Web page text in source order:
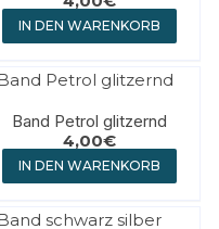
IN DEN WARENKORB
Band Petrol glitzernd
4,00€
IN DEN WARENKORB